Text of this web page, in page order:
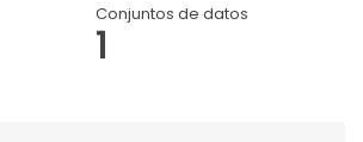
Conjuntos de datos
1